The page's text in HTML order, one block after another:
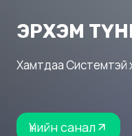
ЭРХЭМ
Хамтдаа Системтэй
Үнийн санал